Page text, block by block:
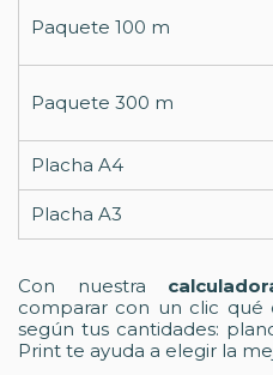
Paquete 100 m
Paquete 300 m
Placha A4
Placha A3
Con nuestra
comparar con un clic qué
según tus cantidades:
Print te ayuda a elegir la